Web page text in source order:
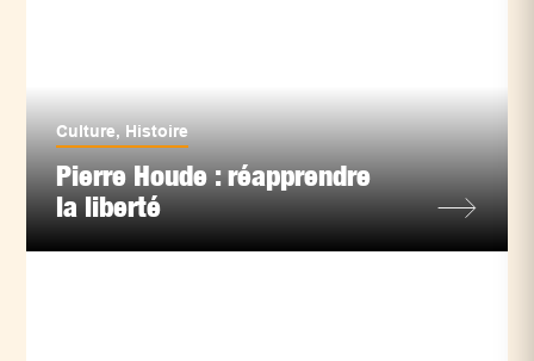
Culture, Histoire
Pierre Houde : réapprendre
la liberté